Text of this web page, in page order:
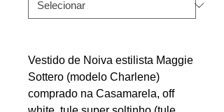
Vestido de Noiva estilista Maggie
Sottero (modelo Charlene)
comprado na Casamarela, off